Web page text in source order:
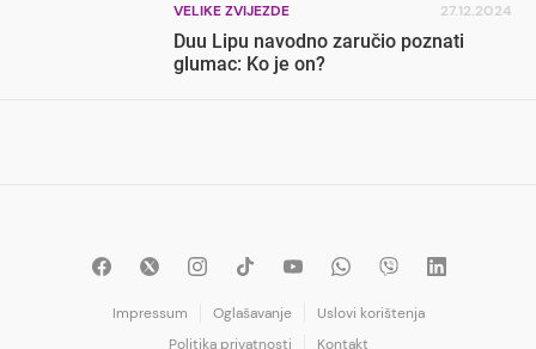
VELIKE ZVIJEZDE 27.12.2024
Duu Lipu navodno zaručio poznati
glumac: Ko je on?
Impressum Oglašavanje
Uslovi korištenja
Politika privatnosti
Kontakt